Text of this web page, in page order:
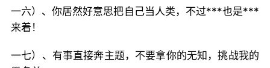
一六）、你居然好意思把自己当人类，不过***也是***
来着！
一七）、有事直接奔主题，不要拿你的无知，挑战我的